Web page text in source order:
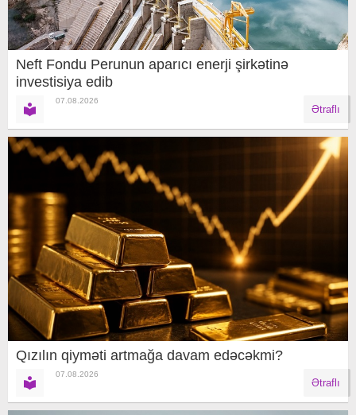
Neft Fondu Perunun aparıcı enerji şirkətinə
investisiya edib
07.08.2026
Ətraflı
Qızılın qiyməti artmağa davam edəcəkmi?
07.08.2026
Ətraflı